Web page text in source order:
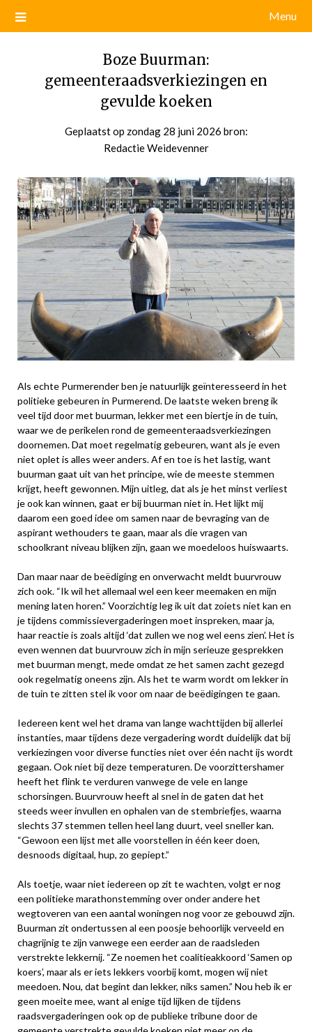
Menu
Boze Buurman:
gemeenteraadsverkiezingen en
gevulde koeken
Geplaatst op zondag 28 juni 2026 door
bron:
Redactie Weidevenner
Als echte Purmerender ben je natuurlijk geïnteresseerd in het
politieke gebeuren in Purmerend. De laatste weken breng ik
veel tijd door met buurman, lekker met een biertje in de tuin,
waar we de perikelen rond de gemeenteraadsverkiezingen
doornemen. Dat moet regelmatig gebeuren, want als je even
niet oplet is alles weer anders. Af en toe is het lastig, want
buurman gaat uit van het principe, wie de meeste stemmen
krijgt, heeft gewonnen. Mijn uitleg, dat als je het minst verliest
je ook kan winnen, gaat er bij buurman niet in. Het lijkt mij
daarom een goed idee om samen naar de bevraging van de
aspirant wethouders te gaan, maar als die vragen van
schoolkrant niveau blijken zijn, gaan we moedeloos huiswaarts.
Dan maar naar de beëdiging en onverwacht meldt buurvrouw
zich ook. “Ik wil het allemaal wel een keer meemaken en mijn
mening laten horen.” Voorzichtig leg ik uit dat zoiets niet kan en
je tijdens commissievergaderingen moet inspreken, maar ja,
haar reactie is zoals altijd ‘dat zullen we nog wel eens zien’. Het is
even wennen dat buurvrouw zich in mijn serieuze gesprekken
met buurman mengt, mede omdat ze het samen zacht gezegd
ook regelmatig oneens zijn. Als het te warm wordt om lekker in
de tuin te zitten stel ik voor om naar de beëdigingen te gaan.
Iedereen kent wel het drama van lange wachttijden bij allerlei
instanties, maar tijdens deze vergadering wordt duidelijk dat bij
verkiezingen voor diverse functies niet over één nacht ijs wordt
gegaan. Ook niet bij deze temperaturen. De voorzittershamer
heeft het flink te verduren vanwege de vele en lange
schorsingen. Buurvrouw heeft al snel in de gaten dat het
steeds weer invullen en ophalen van de stembriefjes, waarna
slechts 37 stemmen tellen heel lang duurt, veel sneller kan.
“Gewoon een lijst met alle voorstellen in één keer doen,
desnoods digitaal, hup, zo gepiept.”
Als toetje, waar niet iedereen op zit te wachten, volgt er nog
een politieke marathonstemming over onder andere het
wegtoveren van een aantal woningen nog voor ze gebouwd zijn.
Buurman zit ondertussen al een poosje behoorlijk verveeld en
chagrijnig te zijn vanwege een eerder aan de raadsleden
verstrekte lekkernij. “Ze noemen het coalitieakkoord ‘Samen op
koers’, maar als er iets lekkers voorbij komt, mogen wij niet
meedoen. Nou, dat begint dan lekker, niks samen.” Nou heb ik er
geen moeite mee, want al enige tijd lijken de tijdens
raadsvergaderingen ook op de publieke tribune door de